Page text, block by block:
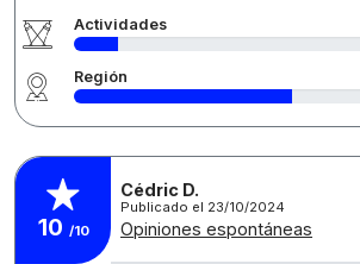
Actividades
Región
10 /10
Cédric D.
Publicado el 23/10/2024
Opiniones espontáneas